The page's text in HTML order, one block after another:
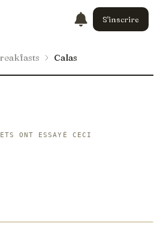
S'inscrire
Calas
ONT ESSAYÉ CECI